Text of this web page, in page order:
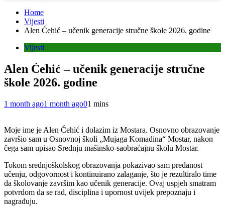
Home
Vijesti
Alen Ćehić – učenik generacije stručne škole 2026. godine
Vijesti
Alen Ćehić – učenik generacije stručne
škole 2026. godine
1 month ago1 month ago01 mins
Moje ime je Alen Ćehić i dolazim iz Mostara. Osnovno obrazovanje
završio sam u Osnovnoj školi „Mujaga Komadina“ Mostar, nakon
čega sam upisao Srednju mašinsko-saobraćajnu školu Mostar.
Tokom srednjoškolskog obrazovanja pokazivao sam predanost
učenju, odgovornost i kontinuirano zalaganje, što je rezultiralo time
da školovanje završim kao učenik generacije. Ovaj uspjeh smatram
potvrdom da se rad, disciplina i upornost uvijek prepoznaju i
nagrađuju.